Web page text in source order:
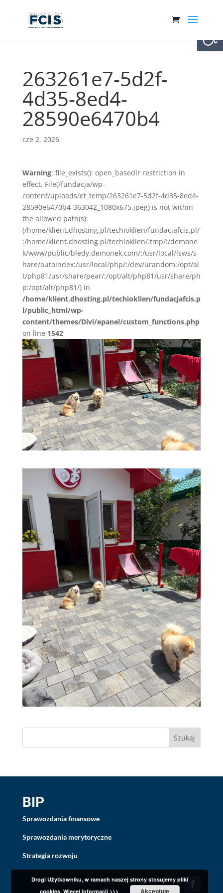
263261e7-5d2f-
4d35-8ed4-
28590e6470b4
cze 2, 2026
Warning: file_exists(): open_basedir restriction in
effect. File(/fundacja/wp-
content/uploads/et_temp/263261e7-5d2f-4d35-8ed4-
28590e6470b4-363042_1080x675.jpeg) is not within
the allowed path(s):
(/home/klient.dhosting.pl/techioklien/fundacjafcis.pl/
:/home/klient.dhosting.pl/techioklien/.tmp/:/demone
k/www/public/bledy.demonek.com/:/usr/local/lsws/s
hare/autoindex:/usr/local/php/:/dev/urandom:/opt/al
t/php81/usr/share/pear/:/opt/alt/php81/usr/share/ph
p:/opt/alt/php81/) in
/home/klient.dhosting.pl/techioklien/fundacjafcis.p
l/public_html/wp-
content/themes/Divi/epanel/custom_functions.php
on line 1542
BIP
Sprawozdania finansowe
Sprawozdania merytoryczne
Strategia rozwoju
Drogi Użytkowniku, w ramach naszej strony stosujemy pliki
cookies. Więcej informacji >>> Akceptuję